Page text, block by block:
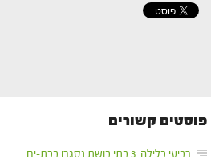
פוסטים קשורים
רביעי בלילה: 3 בתי בושת נסגרו בבת-ים